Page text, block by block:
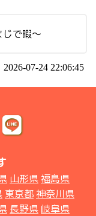
で暇～
2026-07-24 22:06:45
山形県福島県
東京都神奈川県
長野県 岐阜県